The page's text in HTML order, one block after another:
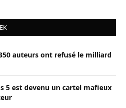
auteurs ont refusé le milliard
5 est devenu un cartel mafieux